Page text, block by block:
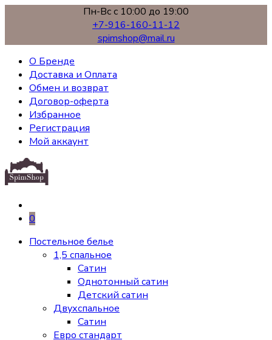
Пн-Вс с 10:00 до 19:00
+7-916-160-11-12
spimshop@mail.ru
О Бренде
Доставка и Оплата
Обмен и возврат
Договор-оферта
Избранное
Регистрация
Мой аккаунт
0
Постельное белье
1,5 спальное
Сатин
Однотонный сатин
Детский сатин
Двухспальное
Сатин
Евро стандарт